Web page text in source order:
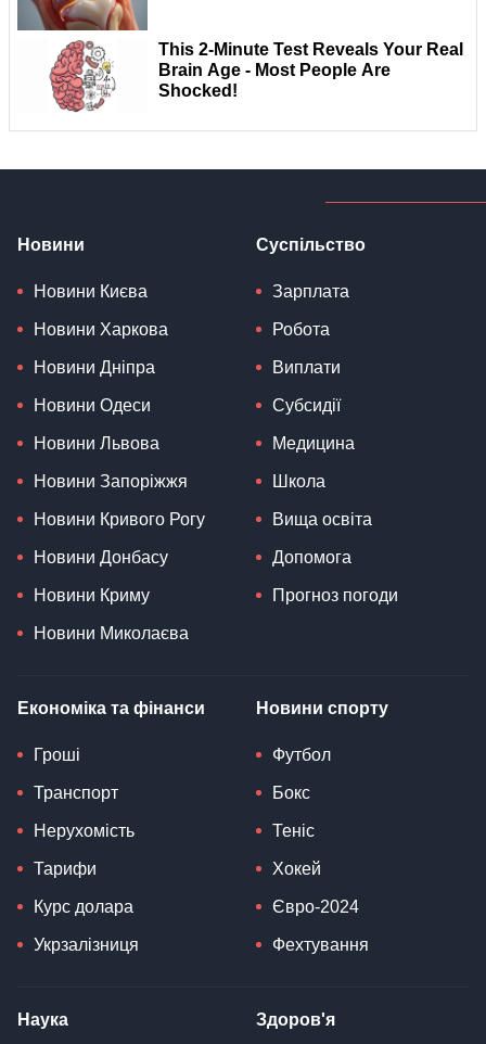
Новини
Новини Києва
Новини Харкова
Новини Дніпра
Новини Одеси
Новини Львова
Новини Запоріжжя
Новини Кривого Рогу
Новини Донбасу
Новини Криму
Новини Миколаєва
Суспільство
Зарплата
Робота
Виплати
Субсидії
Медицина
Школа
Вища освіта
Допомога
Прогноз погоди
Економіка та фінанси
Гроші
Транспорт
Нерухомість
Тарифи
Курс долара
Укрзалізниця
Новини спорту
Футбол
Бокс
Теніс
Хокей
Євро-2024
Фехтування
Наука Здоров'я